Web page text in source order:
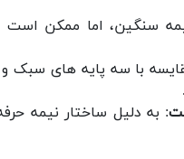
سنگین، اما ممکن است
با سه پایه های سبک و
: به دلیل ساختار نیمه